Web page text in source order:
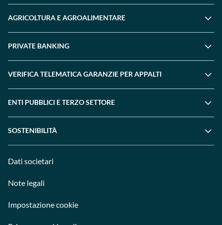
AGRICOLTURA E AGROALIMENTARE
PRIVATE BANKING
VERIFICA TELEMATICA GARANZIE PER APPALTI
ENTI PUBBLICI E TERZO SETTORE
SOSTENIBILITÀ
Dati societari
Note legali
Impostazione cookie